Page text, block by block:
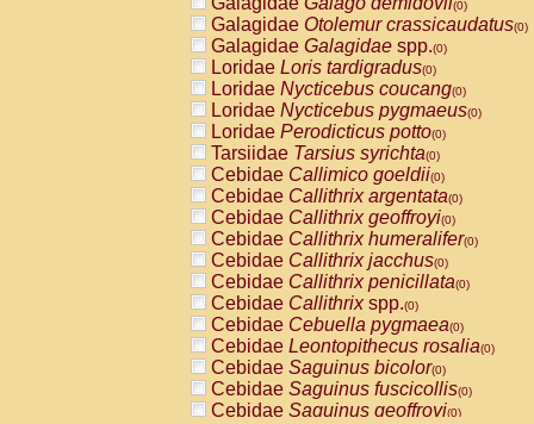
(0)
Galagidae Otolemur crassicaudatus(0)
Galagidae Galagidae spp.(0)
Loridae Loris tardigradus(0)
Loridae Nycticebus coucang(0)
Loridae Nycticebus pygmaeus(0)
Loridae Perodicticus potto(0)
Tarsiidae Tarsius syrichta(0)
Cebidae Callimico goeldii(0)
Cebidae Callithrix argentata(0)
Cebidae Callithrix geoffroyi(0)
Cebidae Callithrix humeralifer(0)
Cebidae Callithrix jacchus(0)
Cebidae Callithrix penicillata(0)
Cebidae Callithrixspp.(0)
Cebidae Cebuella pygmaea(0)
Cebidae Leontopithecus rosalia(0)
Cebidae Saguinus bicolor(0)
Cebidae Saguinus fuscicollis(0)
Cebidae Saguinus geoffroyi(0)